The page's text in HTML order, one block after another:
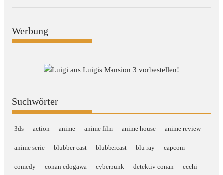
Werbung
Suchwörter
3ds action anime anime film anime house anime review
anime serie blubber cast blubbercast blu ray capcom
comedy conan edogawa cyberpunk detektiv conan ecchi